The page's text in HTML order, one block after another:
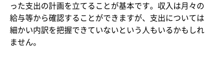
った支出の計画を立てることが基本です。収入は月々の
給与等から確認することができますが、支出については
細かい内訳を把握できていないという人もいるかもしれ
ません。